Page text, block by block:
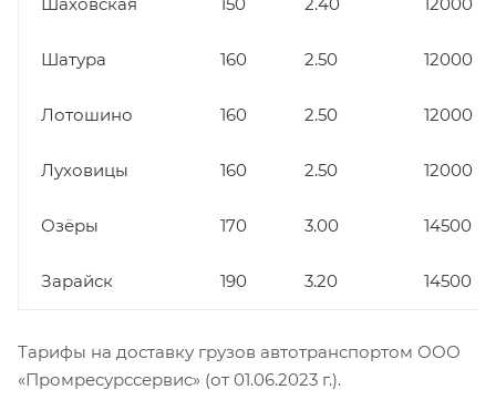
Шаховская 150 2.40 12000
Шатура 160 2.50 12000
Лотошино 160 2.50 12000
Луховицы 160 2.50 12000
Озёры 170 3.00 14500
Зарайск 190 3.20 14500
Тарифы на доставку грузов автотранспортом ООО
«Промресурссервис» (от 01.06.2023 г.).